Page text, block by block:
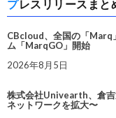
プレスリリースま
CBcloud、全国の「Marq
ム「MarqGO」開始
2026年8月5日
株式会社Univearth、倉吉
ネットワークを拡大〜